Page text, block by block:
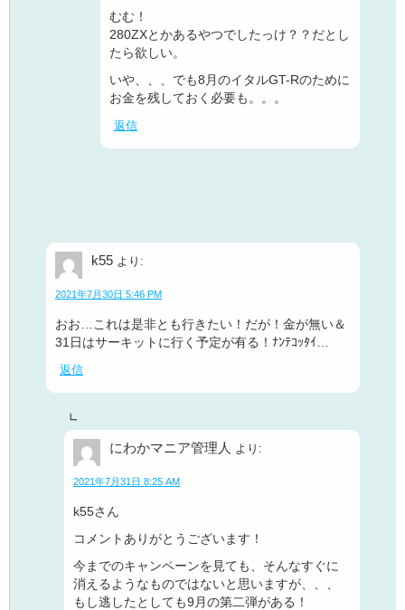
むむ！
280ZXとかあるやつでしたっけ？？だとし
たら欲しい。
いや、、、でも8月のイタルGT-Rのために
お金を残しておく必要も。。。
返信
k55 より:
2021年7月30日 5:46 PM
おお…これは是非とも行きたい！だが！金が無い＆
31日はサーキットに行く予定が有る！ﾅﾝﾃｺｯﾀｲ…
返信
にわかマニア管理人 より:
2021年7月31日 8:25 AM
k55さん
コメントありがとうございます！
今までのキャンペーンを見ても、そんなすぐに
消えるようなものではないと思いますが、、、
もし逃したとしても9月の第二弾がある！